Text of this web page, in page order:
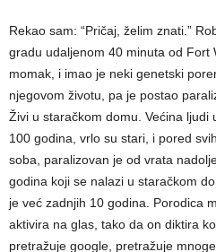
Rekao sam: “Pričaj, želim znati.”
gradu udaljenom 40 minuta od Fort
momak, i imao je neki genetski
njegovom životu, pa je postao
Živi u staračkom domu. Većina ljudi
100 godina, vrlo su stari, i pored
soba, paralizovan je od vrata
godina koji se nalazi u staračkom
je već zadnjih 10 godina. Porodica
aktivira na glas, tako da on diktira
pretražuje google, pretražuje